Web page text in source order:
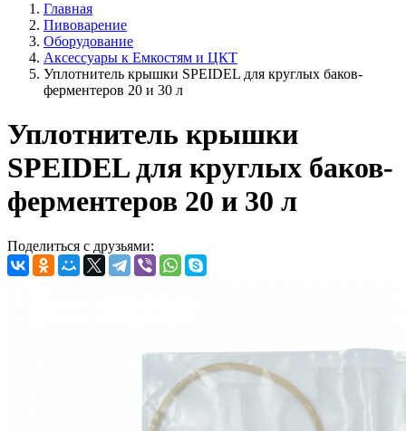
Главная
Пивоварение
Оборудование
Аксессуары к Емкостям и ЦКТ
Уплотнитель крышки SPEIDEL для круглых баков-
ферментеров 20 и 30 л
Уплотнитель крышки
SPEIDEL для круглых баков-
ферментеров 20 и 30 л
Поделиться с друзьями: